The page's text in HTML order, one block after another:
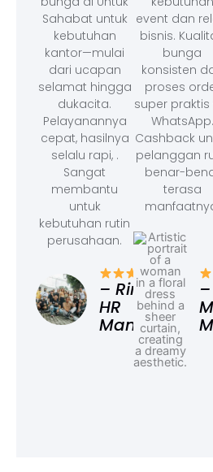
Sahabat untuk
kebutuhan
kantor—mulai
dari ucapan
selamat hingga
dukacita.
Pelayanannya
cepat, hasilnya
selalu rapi, .
Sangat
membantu
untuk
kebutuhan rutin
perusahaan.
– Rina,
HR
Manager
event dan
bisnis.
bunga
konsisten
proses
super praktis
WhatsApp.
Cashback
pelanggan
benar-
terasa